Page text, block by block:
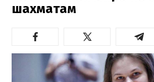
шахматам